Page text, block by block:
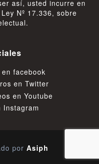
así, usted incurre en
Nº 17.336, sobre
facebook
en Twitter
en Youtube
por Asiph